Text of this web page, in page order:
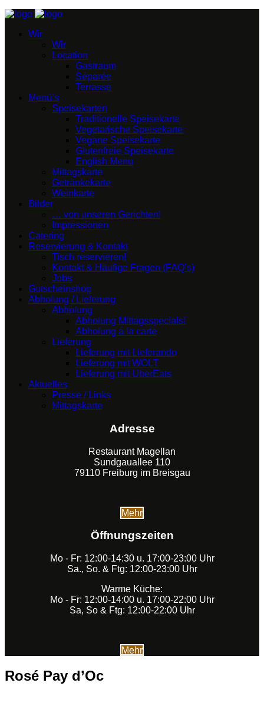
Wir
Wir
Location
Gastraum
Séparée
Terrasse
Menü’s
Speisekarten
Traditionelle Speisekarte
Vegetarische Speisekarte
Vegane Speisekarte
Glutenfreie Speisekarte
English Menu
Mittagskarte
Getränkekarte
Weinkarte
Bilder
… von unseren Gerichten!
Impressionen
Catering
Reservierung & Kontakt
Tisch reservieren!
Kontakt & Häufige Fragen (FAQ’s)
Jobs
Gutscheinshop
Abholung / Lieferung
Abholung
Abholung Mittagsspecials!
Abholung á la carte
Lieferung
Lieferung mit Lieferando
Lieferung mit WOLT
Lieferung mit UberEats
Aktuelles
Presse / Links
Mittagskarte
Adresse
Restaurant Magellan
Sundgauallee 110
79110 Freiburg im Breisgau
Mehr
Öffnungszeiten
Mo - Fr: 12:00-14:30 u. 17:00-23:00 Uhr
Sa., So. & Ftg: 12:00-23:00 Uhr
Warme Küche:
Mo - Fr: 12:00-14:00 u. 17:00-22:00 Uhr
Sa, So & Ftg: 12:00-22:00 Uhr
Mehr
Rosé Pay d’Oc